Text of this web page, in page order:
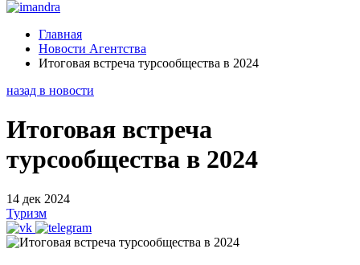
Главная
Новости Агентства
Итоговая встреча турсообщества в 2024
назад в новости
Итоговая встреча
турсообщества в 2024
14 дек 2024
Туризм